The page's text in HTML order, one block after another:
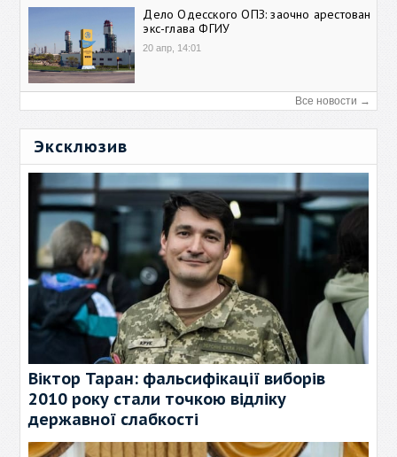
Дело Одесского ОПЗ: заочно арестован
экс-глава ФГИУ
20 апр, 14:01
Все новости →
Эксклюзив
Віктор Таран: фальсифікації виборів
2010 року стали точкою відліку
державної слабкості